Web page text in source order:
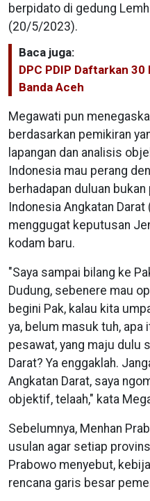
berpidato di gedung
(20/5/2023).
Baca juga:
DPC PDIP Daftarkan 30
Banda Aceh
Megawati pun
berdasarkan pemikiran
lapangan dan analisis
Indonesia mau perang
berhadapan duluan
Indonesia Angkatan
menggugat keputusan
kodam baru.
"Saya sampai bilang ke
Dudung, sebenere mau
begini Pak, kalau kita
ya, belum masuk tuh, apa
pesawat, yang maju dulu
Darat? Ya enggaklah.
Angkatan Darat, saya
objektif, telaah," kata
Sebelumnya, Menhan
usulan agar setiap
Prabowo menyebut,
rencana garis besar